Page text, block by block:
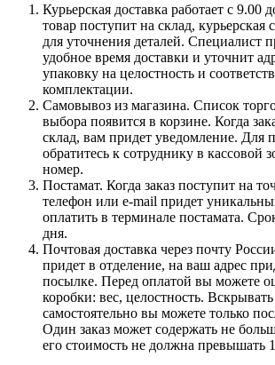
Курьерская доставка работает с 9.00
товар поступит на склад, курьерская
для уточнения деталей. Специалист
удобное время доставки и уточнит
упаковку на целостность и
комплектации.
Самовывоз из магазина. Список
выбора появится в корзине. Когда
склад, вам придет уведомление. Для
обратитесь к сотруднику в кассовой
номер.
Постамат. Когда заказ поступит на
телефон или e-mail придет
оплатить в терминале постамата.
дня.
Почтовая доставка через почту
придет в отделение, на ваш адрес
посылке. Перед оплатой вы можете
коробки: вес, целостность.
самостоятельно вы можете только
Один заказ может содержать не
его стоимость не должна превышать